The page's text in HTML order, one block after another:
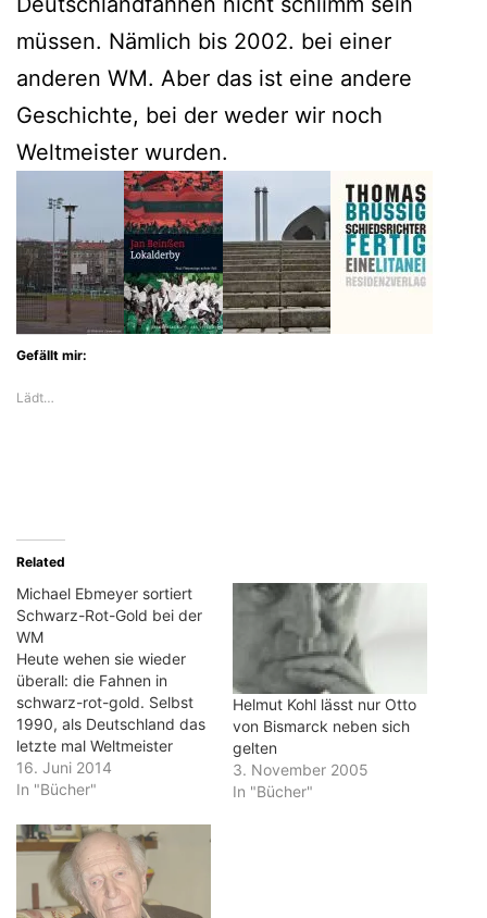
müssen. Nämlich bis 2002. bei einer
anderen WM. Aber das ist eine andere
Geschichte, bei der weder wir noch
Weltmeister wurden.
Gefällt mir:
Lädt…
Related
Michael Ebmeyer sortiert
Schwarz-Rot-Gold bei der
WM
Heute wehen sie wieder
überall: die Fahnen in
schwarz-rot-gold. Selbst
1990, als Deutschland das
letzte mal Weltmeister
wurde, gab es das in
dieser Form nicht. Trotz
deutscher Einheit war die
deutsche Fahne damals
noch nicht
selbstverständlich. Der
16. Juni 2014
In "Bücher"
Helmut Kohl lässt nur Otto
von Bismarck neben sich
gelten
3. November 2005
In "Bücher"